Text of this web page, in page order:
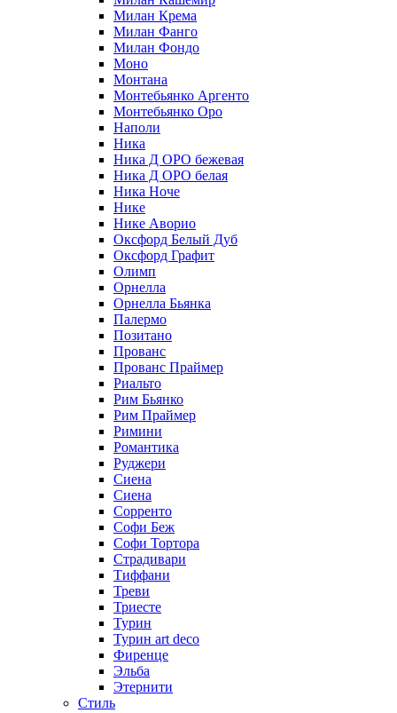
Милан Крема
Милан Фанго
Милан Фондо
Моно
Монтана
Монтебьянко Аргенто
Монтебьянко Оро
Наполи
Ника
Ника Д ОРО бежевая
Ника Д ОРО белая
Ника Ноче
Нике
Нике Аворио
Оксфорд Белый Дуб
Оксфорд Графит
Олимп
Орнелла
Орнелла Бьянка
Палермо
Позитано
Прованс
Прованс Праймер
Риальто
Рим Бьянко
Рим Праймер
Римини
Романтика
Руджери
Сиена
Сиена
Сорренто
Софи Беж
Софи Тортора
Страдивари
Тиффани
Треви
Триесте
Турин
Турин art deco
Фиренце
Эльба
Этернити
Стиль